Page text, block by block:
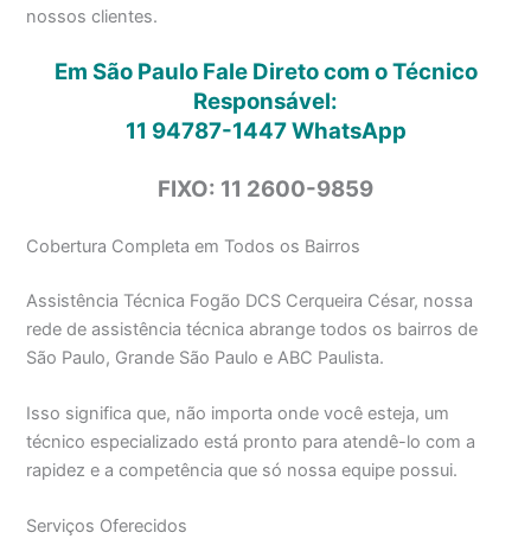
nossos clientes.
Em São Paulo Fale Direto com o Técnico
Responsável:
11 94787-1447WhatsApp
FIXO: 11 2600-9859
Cobertura Completa em Todos os Bairros
Assistência Técnica Fogão DCS Cerqueira César, nossa
rede de assistência técnica abrange todos os bairros de
São Paulo, Grande São Paulo e ABC Paulista.
Isso significa que, não importa onde você esteja, um
técnico especializado está pronto para atendê-lo com a
rapidez e a competência que só nossa equipe possui.
Serviços Oferecidos